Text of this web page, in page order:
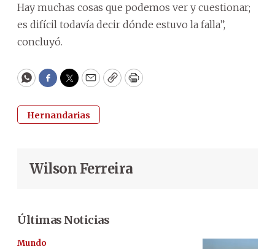
Hay muchas cosas que podemos ver y cuestionar;
es difícil todavía decir dónde estuvo la falla”,
concluyó.
WhatsApp
Facebook
Twitter
EmailCopyPrint
Hernandarias
Wilson Ferreira
Últimas Noticias
Mundo